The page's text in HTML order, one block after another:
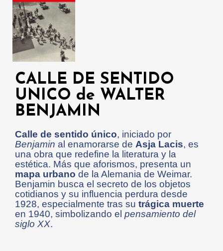
CALLE DE SENTIDO
UNICO de WALTER
BENJAMIN
Calle de sentido único, iniciado por
Benjamin al enamorarse de Asja Lacis, es
una obra que redefine la literatura y la
estética. Más que aforismos, presenta un
mapa urbano de la Alemania de Weimar.
Benjamin busca el secreto de los objetos
cotidianos y su influencia perdura desde
1928, especialmente tras su trágica muerte
en 1940, simbolizando el pensamiento del
siglo XX.